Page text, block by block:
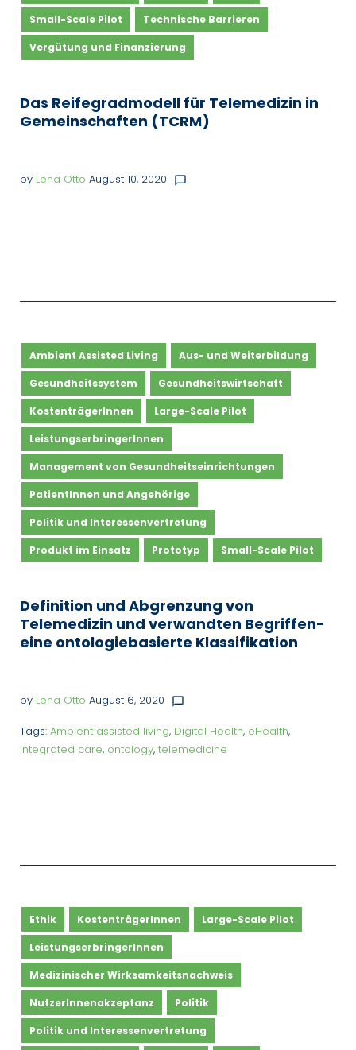
Small-Scale Pilot Technische Barrieren
Vergütung und Finanzierung
Das Reifegradmodell für Telemedizin in
Gemeinschaften (TCRM)
by Lena Otto August 10, 2020 chat_bubble_outline
Ambient Assisted Living Aus- und Weiterbildung
Gesundheitssystem Gesundheitswirtschaft
KostenträgerInnen Large-Scale Pilot
LeistungserbringerInnen
Management von Gesundheitseinrichtungen
PatientInnen und Angehörige
Politik und Interessenvertretung
Produkt im Einsatz Prototyp Small-Scale Pilot
Definition und Abgrenzung von
Telemedizin und verwandten Begriffen-
eine ontologiebasierte Klassifikation
by Lena Otto August 6, 2020 chat_bubble_outline
Tags: Ambient assisted living, Digital Health, eHealth,
integrated care, ontology, telemedicine
Ethik KostenträgerInnen Large-Scale Pilot
LeistungserbringerInnen
Medizinischer Wirksamkeitsnachweis
NutzerInnenakzeptanz Politik
Politik und Interessenvertretung